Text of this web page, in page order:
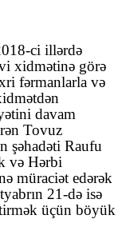
ci illərdə
xidmətinə görə
fərmanlarla və
davam
Tovuz
şəhadəti Raufu
və Hərbi
müraciət edərək
21-də isə
üçün böyük